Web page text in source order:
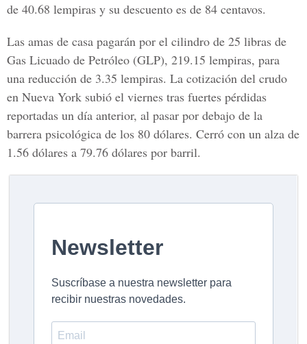
de 40.68 lempiras y su descuento es de 84 centavos.
Las amas de casa pagarán por el cilindro de 25 libras de
Gas Licuado de Petróleo (GLP), 219.15 lempiras, para
una reducción de 3.35 lempiras. La cotización del crudo
en Nueva York subió el viernes tras fuertes pérdidas
reportadas un día anterior, al pasar por debajo de la
barrera psicológica de los 80 dólares. Cerró con un alza de
1.56 dólares a 79.76 dólares por barril.